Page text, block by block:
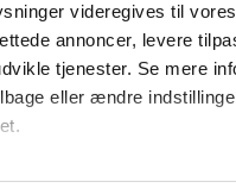
videregives til
annoncer, levere
tjenester. Se mere
eller ændre